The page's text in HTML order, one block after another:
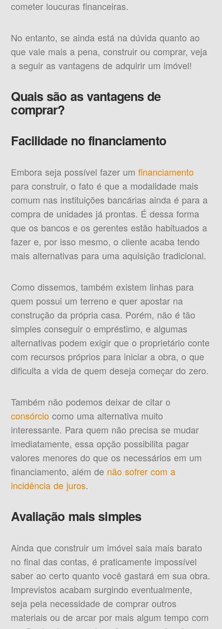
cometer loucuras financeiras.
No entanto, se ainda está na dúvida quanto ao
que vale mais a pena, construir ou comprar, veja
a seguir as vantagens de adquirir um imóvel!
Quais são as vantagens de
comprar?
Facilidade no financiamento
Embora seja possível fazer umfinanciamento
para construir, o fato é que a modalidade mais
comum nas instituições bancárias ainda é para a
compra de unidades já prontas. É dessa forma
que os bancos e os gerentes estão habituados a
fazer e, por isso mesmo, o cliente acaba tendo
mais alternativas para uma aquisição tradicional.
Como dissemos, também existem linhas para
quem possui um terreno e quer apostar na
construção da própria casa. Porém, não é tão
simples conseguir o empréstimo, e algumas
alternativas podem exigir que o proprietário conte
com recursos próprios para iniciar a obra, o que
dificulta a vida de quem deseja começar do zero.
Também não podemos deixar de citar o
consórcio como uma alternativa muito
interessante. Para quem não precisa se mudar
imediatamente, essa opção possibilita pagar
valores menores do que os necessários em um
financiamento, além de não sofrer com a
incidência de juros.
Avaliação mais simples
Ainda que construir um imóvel saia mais barato
no final das contas, é praticamente impossível
saber ao certo quanto você gastará em sua obra.
Imprevistos acabam surgindo eventualmente,
seja pela necessidade de comprar outros
materiais ou de arcar por mais algum tempo com